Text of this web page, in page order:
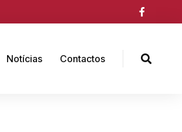
Notícias Contactos